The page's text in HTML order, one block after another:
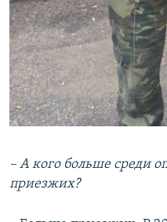
– А кого больше среди
приезжих?